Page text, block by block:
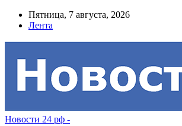
Пятница, 7 августа, 2026
Лента
Новости 24 рф -